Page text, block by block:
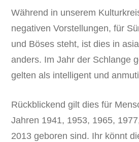
Während in unserem
negativen Vorstellungen, für
und Böses steht, ist dies in
anders. Im Jahr der Schlange
gelten als intelligent und
Rückblickend gilt dies für
Jahren 1941, 1953, 1965,
2013 geboren sind. Ihr könnt